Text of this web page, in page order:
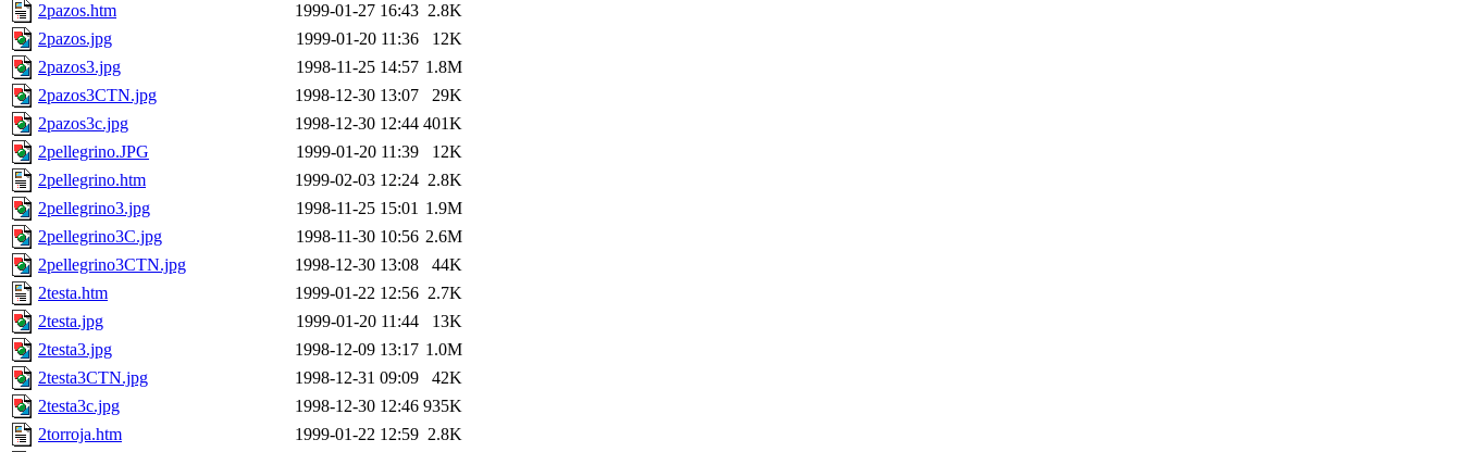
2pazos.htm
1999-01-27 16:43 2.8K
2pazos.jpg
1999-01-20 11:36
12K
2pazos3.jpg
1998-11-25 14:57 1.8M
2pazos3CTN.jpg
1998-12-30 13:07
29K
2pazos3c.jpg
1998-12-30 12:44 401K
2pellegrino.JPG
1999-01-20 11:39
12K
2pellegrino.htm
1999-02-03 12:24 2.8K
2pellegrino3.jpg
1998-11-25 15:01 1.9M
2pellegrino3C.jpg
1998-11-30 10:56 2.6M
2pellegrino3CTN.jpg
1998-12-30 13:08
44K
2testa.htm
1999-01-22 12:56 2.7K
2testa.jpg
1999-01-20 11:44
13K
2testa3.jpg
1998-12-09 13:17 1.0M
2testa3CTN.jpg
1998-12-31 09:09
42K
2testa3c.jpg
1998-12-30 12:46 935K
2torroja.htm
1999-01-22 12:59 2.8K